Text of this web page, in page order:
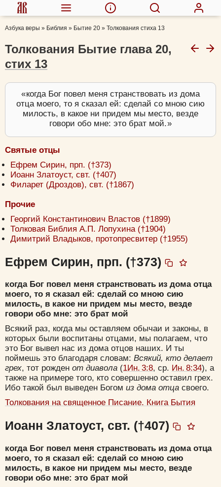
Азбука веры » Библия » Бытие 20 » Толкования стиха 13
Толкования Бытие глава 20,
стих 13
когда Бог повел меня странствовать из дома
отца моего, то я сказал ей: сделай со мною сию
милость, в какое ни придем мы место, везде
говори обо мне: это брат мой.
Святые отцы
Ефрем Сирин, прп. (†373)
Иоанн Златоуст, свт. (†407)
Филарет (Дроздов), свт. (†1867)
Прочие
Георгий Константинович Властов (†1899)
Толковая Библия А.П. Лопухина (†1904)
Димитрий Владыков, протопресвитер (†1955)
Ефрем Сирин, прп. (†373)
когда Бог повел меня странствовать из дома отца
моего, то я сказал ей: сделай со мною сию
милость, в какое ни придем мы место, везде
говори обо мне: это брат мой
Всякий раз, когда мы оставляем обычаи и законы, в
которых были воспитаны отцами, мы полагаем, что
это Бог вывел нас из дома отцов наших. И ты
поймешь это благодаря словам: Всякий, кто делает
грех, тот рожден от диавола (1Ин. 3:8, ср. Ин. 8:34), а
также на примере того, кто совершенно оставил грех.
Ибо такой был выведен Богом из дома отца своего.
Толкования на священное Писание. Книга Бытия
Иоанн Златоуст, свт. (†407)
когда Бог повел меня странствовать из дома отца
моего, то я сказал ей: сделай со мною сию
милость, в какое ни придем мы место, везде
говори обо мне: это брат мой